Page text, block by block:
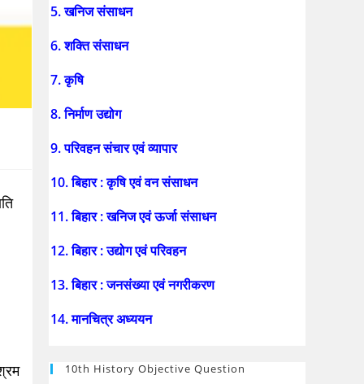
5. खनिज संसाधन
6. शक्ति संसाधन
7. कृषि
8. निर्माण उद्योग
9. परिवहन संचार एवं व्यापार
10. बिहार : कृषि एवं वन संसाधन
11. बिहार : खनिज एवं ऊर्जा संसाधन
12. बिहार : उद्योग एवं परिवहन
13. बिहार : जनसंख्या एवं नगरीकरण
14. मानचित्र अध्ययन
10th History Objective Question